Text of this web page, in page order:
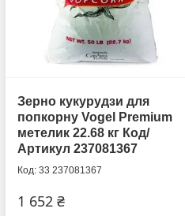
Зерно кукурудзи для
попкорну Vogel Premium
метелик 22.68 кг Код/
Артикул 237081367
33 237081367
1 652 ₴